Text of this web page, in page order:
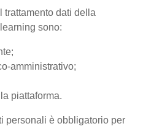
trattamento dati della
sono:
amministrativo;
piattaforma.
personali è obbligatorio per